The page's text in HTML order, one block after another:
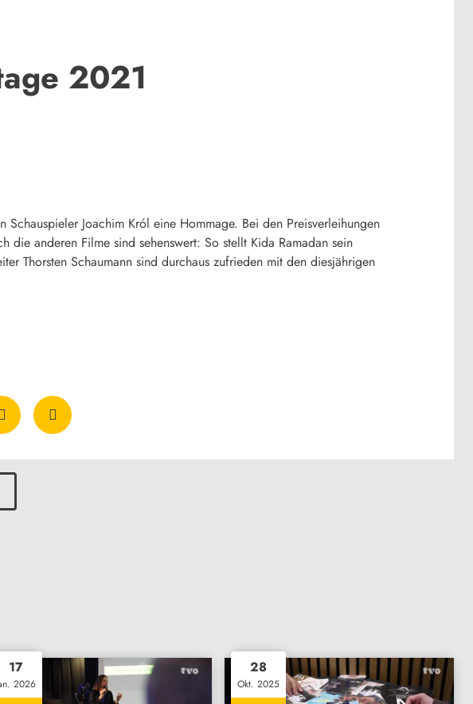
2021
Joachim Król eine Hommage. Bei den Preisverleihungen
anderen Filme sind sehenswert: So stellt Kida Ramadan sein
Thorsten Schaumann sind durchaus zufrieden mit den diesjährigen
17
2026
28
Okt. 2025